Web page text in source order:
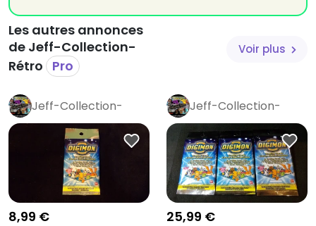
Les autres annonces
de Jeff-Collection-
Rétro Pro
Voir plus
Jeff-Collection-
Rétro Pro
8,99 €
Jeff-Collection-
Rétro Pro
25,99 €